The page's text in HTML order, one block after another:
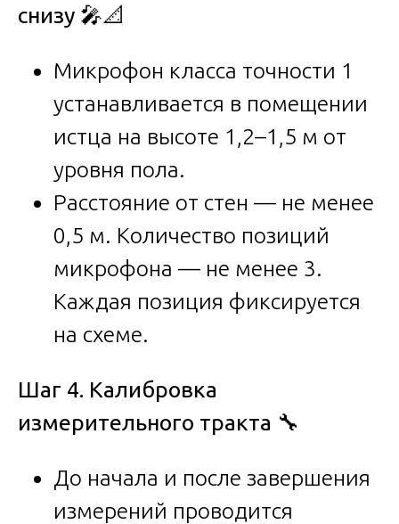
снизу 🎤📐
Микрофон класса точности 1
устанавливается в помещении
истца на высоте 1,2–1,5 м от
уровня пола.
Расстояние от стен — не менее
0,5 м. Количество позиций
микрофона — не менее 3.
Каждая позиция фиксируется
на схеме.
Шаг 4. Калибровка
измерительного тракта 🔧
До начала и после завершения
измерений проводится